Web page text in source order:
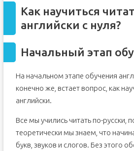
Правила чтения английских
Ирина Колосова
Уроки английского языка Ирины
-Метки
-Рубрики
-Всегда под рукой
-Я - фотограф
-Поиск по дневнику
Как научиться
английски с нуля?
Начальный этап
На начальном этапе обучения
конечно же, встает вопрос, как
английски.
Все мы учились читать по-русски,
теоретически мы знаем, что
букв, звуков и слогов. Без этого